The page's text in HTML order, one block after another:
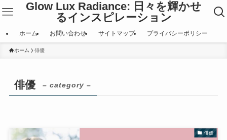
Glow Lux Radiance: 日々を輝かせ
るインスピレーション
ホーム お問い合わせ サイトマップ プライバシーポリシー
ホーム 俳優
俳優 – category –
俳優